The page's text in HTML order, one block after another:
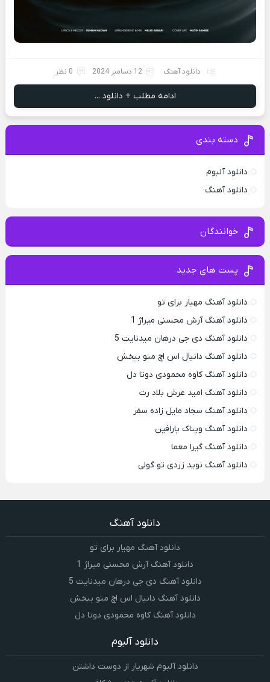
دانلود آهنگ 12 دسامبر 2024 0 نظر
ادامه مطلب + دانلود ...
دسته بندی
دانلود آلبوم
دانلود آهنگ
خوانندگان
پست های جدید
دانلود آهنگ مهیار برای تو
دانلود آهنگ آرش محسنی میراژ 1
دانلود آهنگ دی جی درهان میدنایت 5
دانلود آهنگ دانیال اس اچ منو ببخش
دانلود آهنگ کاوه محمودی دوتا دل
دانلود آهنگ امید عرش بلاد رت
دانلود آهنگ سجاد مایل زاده سفر
دانلود آهنگ ویناک پارافین
دانلود آهنگ گیرا معما
دانلود آهنگ نوید زردی تو گولی
دانلود آهنگ
دانلود آهنگ مهیار برای تو
دانلود آهنگ آرش محسنی میراژ 1
دانلود آهنگ دی جی درهان میدنایت 5
دانلود آهنگ دانیال اس اچ منو ببخش
دانلود آهنگ کاوه محمودی دوتا دل
دانلود آلبوم
دانلود آلبوم شهریار از دوست داشتن